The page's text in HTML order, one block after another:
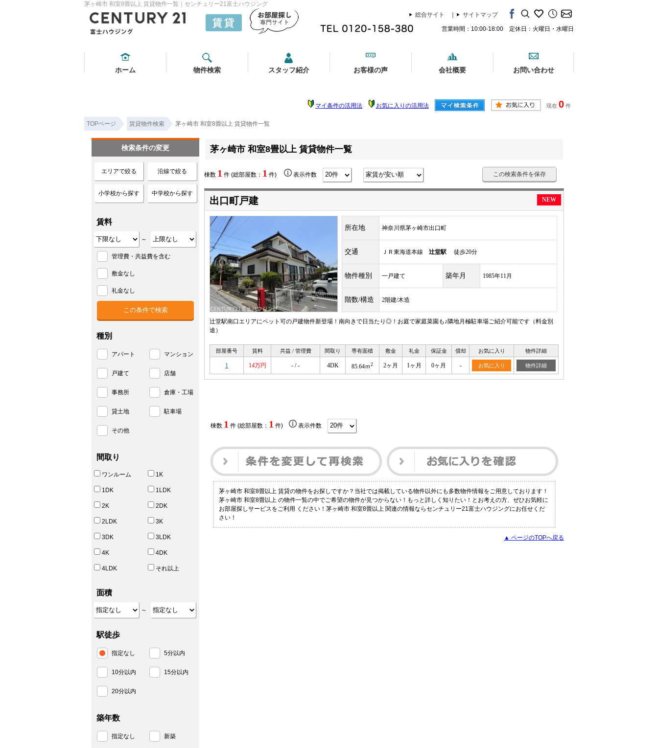
茅ヶ崎市 和室8畳以上 賃貸物件一覧｜センチュリー21富士ハウジング
総合サイト
サイトマップ
営業時間：10:00-18:00 定休日：火曜日・水曜日
ホーム 物件検索 スタッフ紹介 お客様の声 会社概要 お問い合わせ
マイ条件の活用法 お気に入りの活用法 現在 0 件
TOPページ 賃貸物件検索 茅ヶ崎市 和室8畳以上 賃貸物件一覧
茅ヶ崎市 和室8畳以上 賃貸物件一覧
棟数 1 件 (総部屋数： 1 件) 表示件数 この検索条件を保存
出口町戸建 NEW
所在地 神奈川県茅ヶ崎市出口町
交通 ＪＲ東海道本線 辻堂駅 徒歩20分
物件種別 一戸建て 築年月 1985年11月
階数/構造 2階建/木造
辻堂駅南口エリアにペット可の戸建物件新登場！南向きで日当たり◎！お庭で家庭菜園も♪隣地月極駐車場ご紹介可能です（料金別
途）
部屋番号 賃料 共益 / 管理費 間取り 専有面積 敷金 礼金 保証金 償却 お気に入り 物件詳細
1 14万円 - / - 4DK 85.64ｍ2 2ヶ月 1ヶ月 0ヶ月 - お気に入り 物件詳細
棟数 1 件 (総部屋数： 1 件) 表示件数
茅ヶ崎市 和室8畳以上 賃貸の物件をお探しですか？当社では掲載している物件以外にも多数物件情報をご用意しております！
茅ヶ崎市 和室8畳以上 の物件一覧の中でご希望の物件が見つからない！もっと詳しく知りたい！とお考えの方、ぜひお気軽に
お部屋探しサービスをご利用 ください！茅ヶ崎市 和室8畳以上 関連の情報ならセンチュリー21富士ハウジングにお任せくだ
さい！
▲ ページのTOPへ戻る
検索条件の変更
エリアで絞る 沿線で絞る
小学校から探す 中学校から探す
賃料
～
管理費・共益費を含む
敷金なし
礼金なし
種別
アパート マンション
戸建て 店舗
事務所 倉庫・工場
貸土地 駐車場
その他
間取り
ワンルーム 1K
1DK 1LDK
2K 2DK
2LDK 3K
3DK 3LDK
4K 4DK
4LDK それ以上
面積
～
駅徒歩
指定なし 5分以内
10分以内 15分以内
20分以内
築年数
指定なし 新築